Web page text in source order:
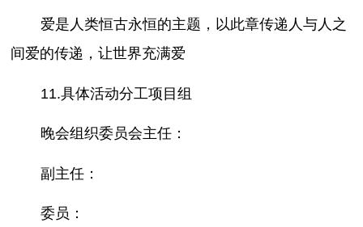
爱是人类恒古永恒的主题，以此章传递人与人之
间爱的传递，让世界充满爱
11.具体活动分工项目组
晚会组织委员会主任：
副主任：
委员：